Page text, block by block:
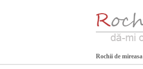
Rochii de mireasa